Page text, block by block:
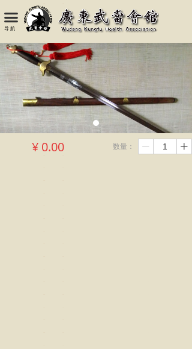
끀
导 航
¥ 0.00 数量： ꄷ ꄸ